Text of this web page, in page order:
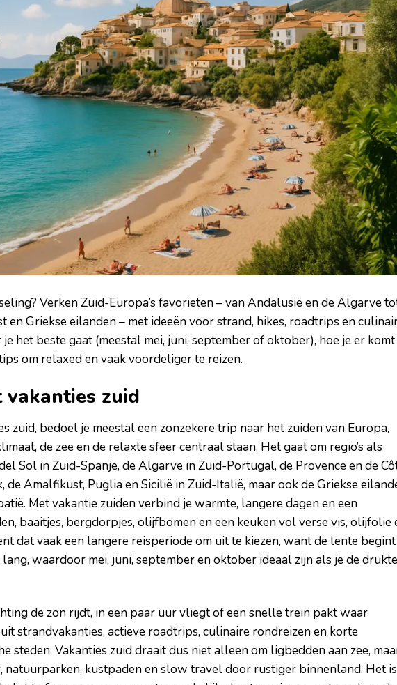
Verken Zuid-Europa’s favorieten – van Andalusië en de Algarve
en Griekse eilanden – met ideeën voor strand, hikes, roadtrips en
het beste gaat (meestal mei, juni, september of oktober), hoe je er
om relaxed en vaak voordeliger te reizen.
zuid
zuid, bedoel je meestal een zonzekere trip naar het zuiden van Europa,
de zee en de relaxte sfeer centraal staan. Het gaat om regio’s als
Sol in Zuid-Spanje, de Algarve in Zuid-Portugal, de Provence en de
de Amalfikust, Puglia en Sicilië in Zuid-Italië, maar ook de Griekse
Met vakantie zuiden verbind je warmte, langere dagen en een
baaitjes, bergdorpjes, olijfbomen en een keuken vol verse vis, olijfolie
dat vaak een langere reisperiode om uit te kiezen, want de lente
waardoor mei, juni, september en oktober ideaal zijn als je de drukte
de zon rijdt, in een paar uur vliegt of een snelle trein pakt waar
strandvakanties, actieve roadtrips, culinaire rondreizen en korte
steden. Vakanties zuid draait dus niet alleen om ligbedden aan zee,
natuurparken, kustpaden en slow travel door rustiger binnenland. Het is